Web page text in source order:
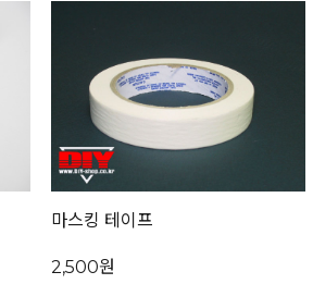
마스킹 테이프
2,500원